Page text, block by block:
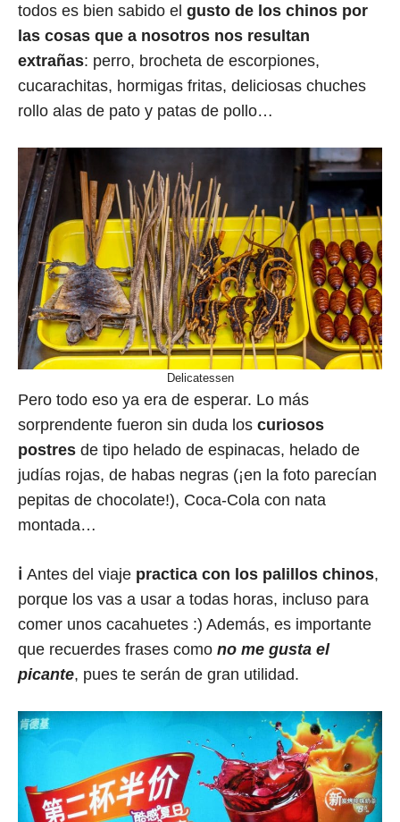
todos es bien sabido el gusto de los chinos por
las cosas que a nosotros nos resultan
extrañas: perro, brocheta de escorpiones,
cucarachitas, hormigas fritas, deliciosas chuches
rollo alas de pato y patas de pollo…
Delicatessen
Pero todo eso ya era de esperar. Lo más
sorprendente fueron sin duda los curiosos
postres de tipo helado de espinacas, helado de
judías rojas, de habas negras (¡en la foto parecían
pepitas de chocolate!), Coca-Cola con nata
montada…
ℹ️ Antes del viaje practica con los palillos chinos,
porque los vas a usar a todas horas, incluso para
comer unos cacahuetes :) Además, es importante
que recuerdes frases como no me gusta el
picante, pues te serán de gran utilidad.